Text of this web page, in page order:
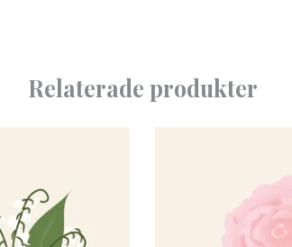
Relaterade produkter